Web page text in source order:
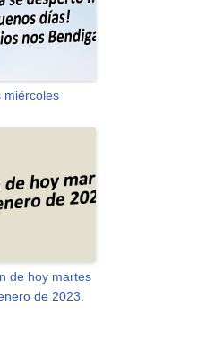
miércoles
de hoy martes
de 2023.